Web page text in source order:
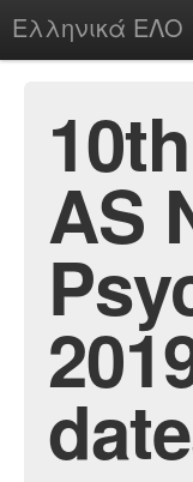
Ελληνικά ΕΛΟ
chesstu.be @ discord
LoginAS